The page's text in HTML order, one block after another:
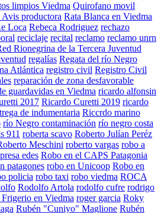
limpios Viedma Quirofano movil
Avis productora Rata Blanca en Viedma
Loca Rebeca Rodriguez rechazo
reciclaje recital reclamo reclamo unrn
Rionegrina de la Tercera Juventud
regalías Regata del río Negro
Atlántica registro civil Registro Civil
reparación de zona desfavorable
guardavidas en Viedma ricardo alfonsin
2017 Ricardo Curetti 2019 ricardo
de indumentaria Riccrdo marino
río Negro contaminación río negro costa
911 roberta scavo Roberto Julían Peréz
Meschini roberto vargas robo a
edes Robo en el CAPS Patagonia
patagones robo en Unicoop Robo en
policia robo taxi robo viedma ROCA
Rodolfo Artola rodolfo cufre rodrigo
en Viedma roger garcia Roky
Rubén "Cuniyo" Maglione Rubén